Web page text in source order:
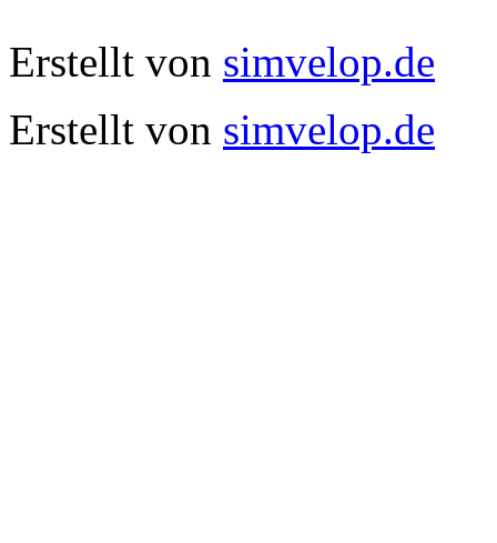
Erstellt von simvelop.de
Erstellt von simvelop.de